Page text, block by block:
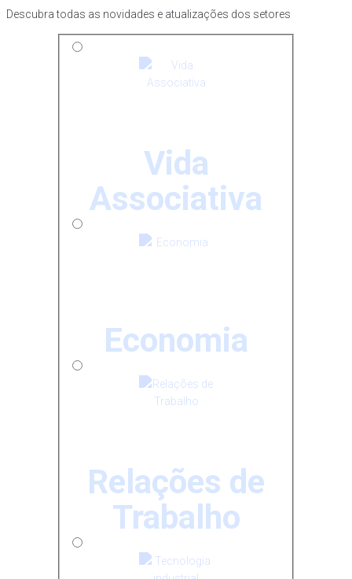
Descubra todas as novidades e atualizações dos setores
Vida
Associativa
Economia
Relações de
Trabalho